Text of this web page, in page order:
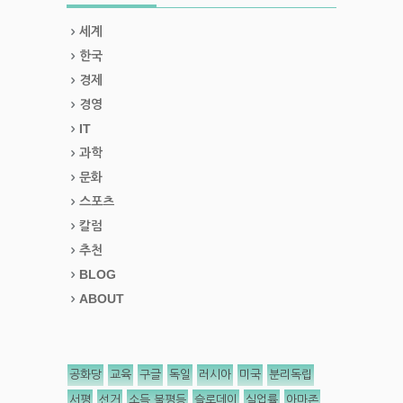
세계
한국
경제
경영
IT
과학
문화
스포츠
칼럼
추천
BLOG
ABOUT
공화당 교육 구글 독일 러시아 미국 분리독립
서평 선거 소득 불평등 슬로데이 실업률 아마존